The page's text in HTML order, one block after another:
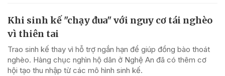
Khi sinh kế "chạy đua" với nguy cơ tái nghèo
vì thiên tai
Trao sinh kế thay vì hỗ trợ ngắn hạn để giúp đồng bào thoát
nghèo. Hàng chục nghìn hộ dân ở Nghệ An đã có thêm cơ
hội tạo thu nhập từ các mô hình sinh kế.